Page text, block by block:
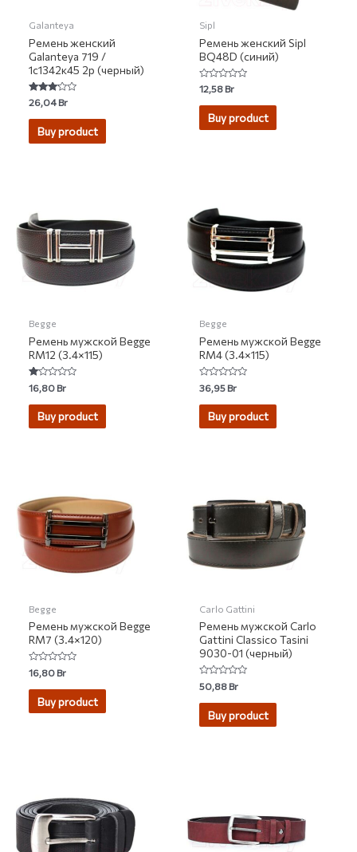
Galanteya
Ремень женский
Galanteya 719 /
1с1342к45 2р (черный)
Rated
3.00
out of 5
26,04Br
Buy product
Sipl
Ремень женский Sipl
BQ48D (синий)
Rated
0
out
12,58Br
Buy product
Begge
Ремень мужской Begge
RM12 (3.4×115)
Rated
1.00
out
16,80Br
Buy product
Begge
Ремень мужской Begge
RM4 (3.4×115)
Rated
0
out
36,95Br
Buy product
Begge
Ремень мужской Begge
RM7 (3.4×120)
Rated
0
out
16,80Br
Buy product
Carlo Gattini
Ремень мужской Carlo
Gattini Classico Tasini
9030-01 (черный)
Rated
0
out
50,88Br
Buy product